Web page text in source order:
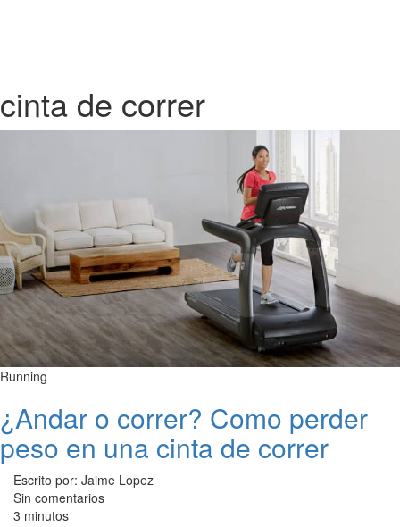
cinta de correr
Running
¿Andar o correr? Como perder
peso en una cinta de correr
Escrito por: Jaime Lopez
Sin comentarios
3 minutos